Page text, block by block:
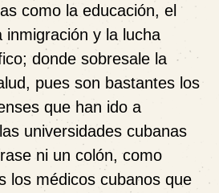
como la educación, el
y la lucha
donde sobresale la
pues son bastantes los
que han ido a
universidades cubanas
ni un colón, como
los médicos cubanos que